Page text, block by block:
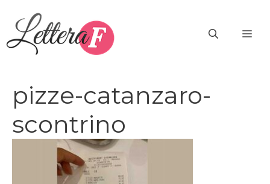
contenuto
pizze-catanzaro-
scontrino